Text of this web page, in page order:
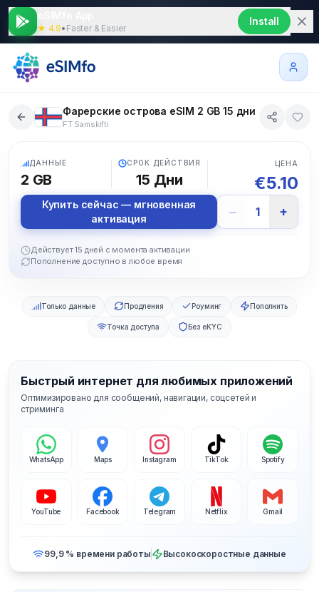
★ 4.9• Faster & Easier
Install
Фарерские острова eSIM 2 GB 15 дни
FT Samskifti
ДАННЫЕ
2 GB
СРОК ДЕЙСТВИЯ
15 Дни
ЦЕНА
€5.10
Купить сейчас — мгновенная
активация
− 1 +
Действует 15 дней с момента активации
Пополнение доступно в любое время
Только данные Продления Роуминг Пополнить
Точка доступа Без eKYC
Быстрый интернет для любимых приложений
Оптимизировано для сообщений, навигации, соцсетей и
стриминга
WhatsApp Maps Instagram TikTok Spotify
YouTube Facebook Telegram Netflix Gmail
99,9 % времени работы Высокоскоростные данные